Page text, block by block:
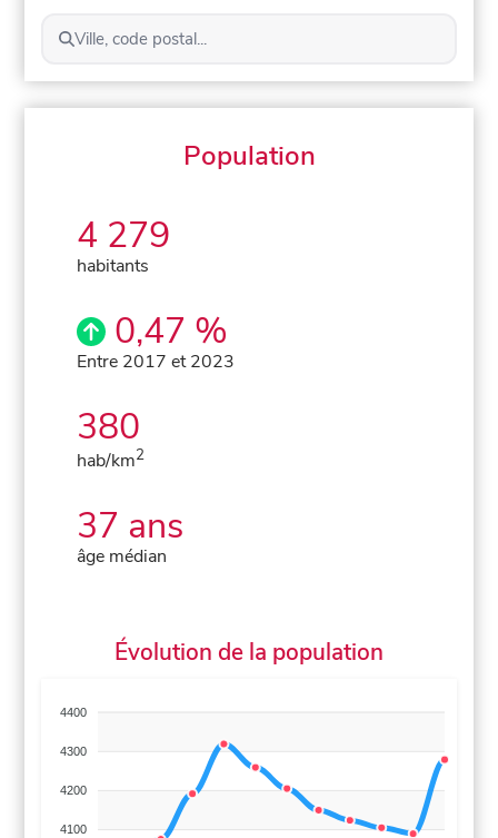
Ville, code postal...
Population
4 279
habitants
0,47 %
Entre 2017 et 2023
380
hab/km2
37 ans
âge médian
Évolution de la population
4400
4300
4200
4100